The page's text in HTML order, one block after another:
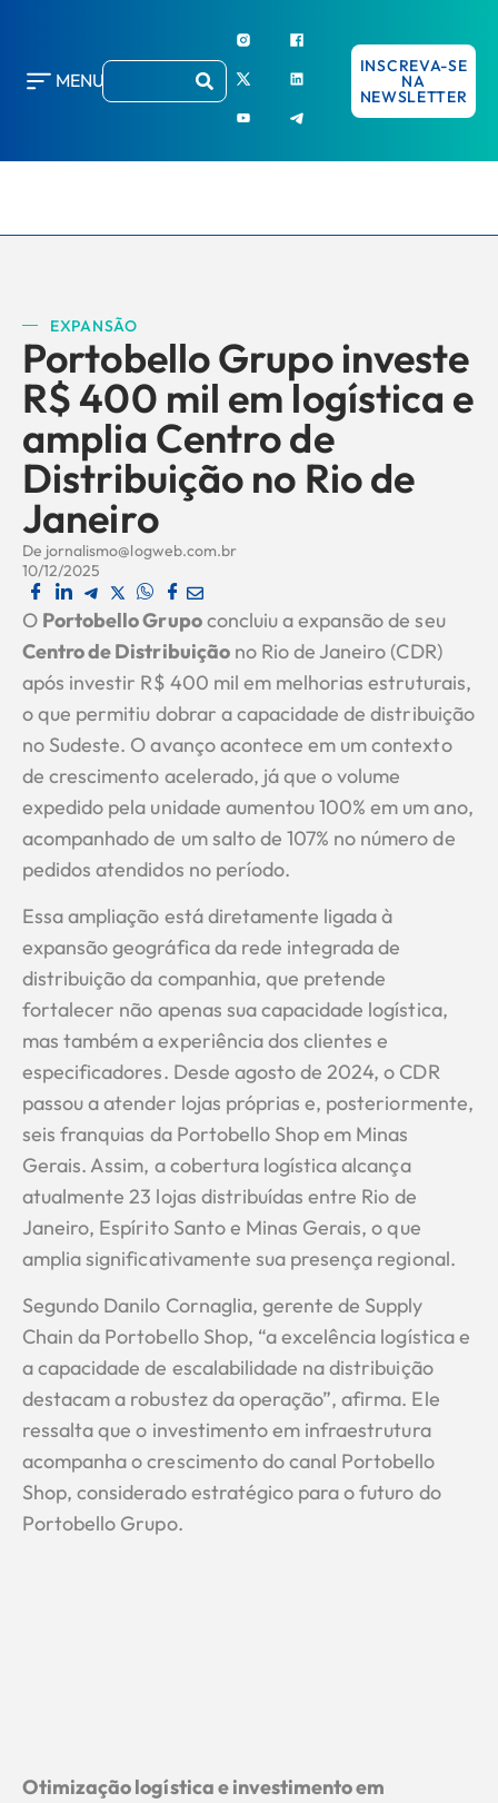
MENU
INSCREVA-SE
NA
NEWSLETTER
EXPANSÃO
Portobello Grupo investe
R$ 400 mil em logística e
amplia Centro de
Distribuição no Rio de
Janeiro
De jornalismo@logweb.com.br
10/12/2025
O Portobello Grupoconcluiu a expansão de seu
Centro de Distribuiçãono Rio de Janeiro (CDR)
após investir R$ 400 mil em melhorias estruturais,
o que permitiu dobrar a capacidade de distribuição
no Sudeste. O avanço acontece em um contexto
de crescimento acelerado, já que o volume
expedido pela unidade aumentou 100% em um ano,
acompanhado de um salto de 107% no número de
pedidos atendidos no período.
Essa ampliação está diretamente ligada à
expansão geográfica da rede integrada de
distribuição da companhia, que pretende
fortalecer não apenas sua capacidade logística,
mas também a experiência dos clientes e
especificadores. Desde agosto de 2024, o CDR
passou a atender lojas próprias e, posteriormente,
seis franquias da Portobello Shop em Minas
Gerais. Assim, a cobertura logística alcança
atualmente 23 lojas distribuídas entre Rio de
Janeiro, Espírito Santo e Minas Gerais, o que
amplia significativamente sua presença regional.
Segundo Danilo Cornaglia, gerente de Supply
Chain da Portobello Shop, “a excelência logística e
a capacidade de escalabilidade na distribuição
destacam a robustez da operação”, afirma. Ele
ressalta que o investimento em infraestrutura
acompanha o crescimento do canal Portobello
Shop, considerado estratégico para o futuro do
Portobello Grupo.
Otimização logística e investimento em